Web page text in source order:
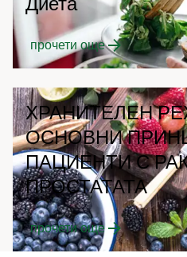
прочети още
ХРАНИТЕЛЕН
ОСНОВНИ
ПАЦИЕНТИ С
ПРОСТАТАТА
прочети още